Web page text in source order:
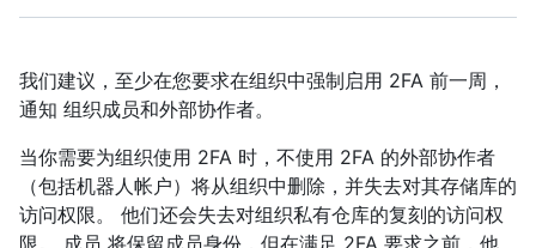
我们建议，至少在您要求在组织中强制启用 2FA 前一周，
通知 组织成员和外部协作者。
当你需要为组织使用 2FA 时，不使用 2FA 的外部协作者
（包括机器人帐户）将从组织中删除，并失去对其存储库的
访问权限。 他们还会失去对组织私有仓库的复刻的访问权
限。 成员 将保留成员身份，但在满足 2FA 要求之前，他